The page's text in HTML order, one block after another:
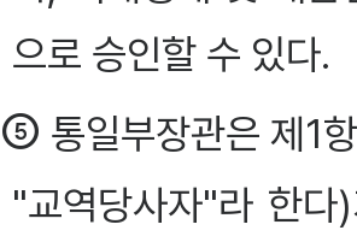
으로 승인할 수 있다.
⑤ 통일부장관은 제1
"교역당사자"라 한